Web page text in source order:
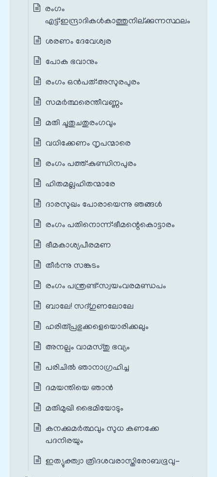
രംഗം
എട്ട്‌:ഇന്ദ്രാദികൾകാത്തുനില്ക്കുന്നസ്ഥലം
ശരണം ദേവേശ്വര
പോക ഭവാനും
രംഗം ഒൻപത്‌:അസുരപുരം
സമർത്ഥരെന്തീവണ്ണം
മതി ചൂതുചതുരംഗവും
വധിക്കേണം നൃപന്മാരെ
രംഗം പത്ത്‌:കുണ്ഡിനപുരം
ഹിതമല്ലഹിതന്മാരേ
ദാരസുഖം പോരായെന്നു ഞങ്ങൾ
രംഗം പതിനൊന്ന്‌:ഭീമന്റെകൊട്ടാരം
ഭീമകാശ്യപീരമണ
തീർന്നു സങ്കടം
രംഗം പന്ത്രണ്ട്‌:സ്വയംവരമണ്ഡപം
ബാലേ! സദ്ഗുണലോലേ
ഹരിത്പ്രഭുക്കളെയൊരിക്കലും
അനല്പം വാമസ്തു ഭവ്യം
പരിചിൽ ഞാനാഗ്രഹിച്ച
ദമയന്തിയെ ഞാൻ
മതിമുഖി ഭൈമിയോടും
കനക്കുമർത്ഥവും സുധ കണക്കേ
പദനിരയും
ഇത്യുക്ത്വാ ത്രിദശവരാസ്തിരോബഭൂവു-